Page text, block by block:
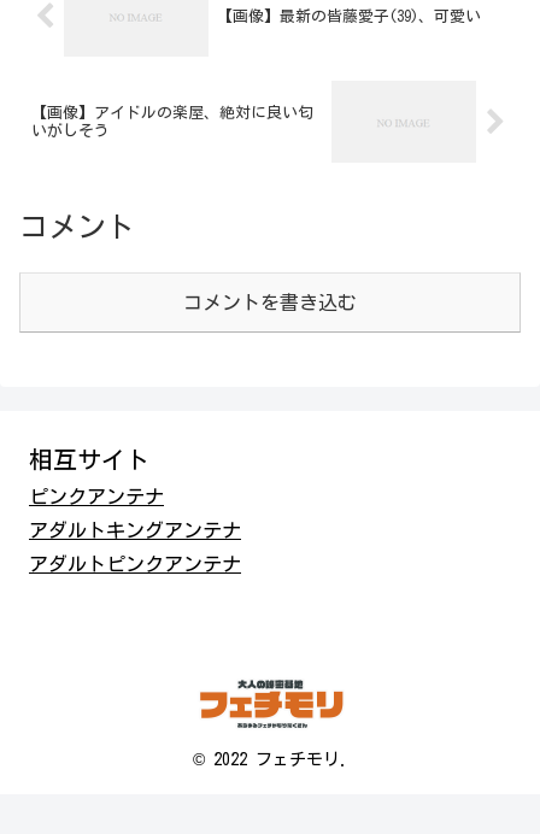
【画像】最新の皆藤愛子(39)、可愛い
【画像】アイドルの楽屋、絶対に良い匂
いがしそう
コメント
コメントを書き込む
相互サイト
ピンクアンテナ
アダルトキングアンテナ
アダルトピンクアンテナ
© 2022 フェチモリ.